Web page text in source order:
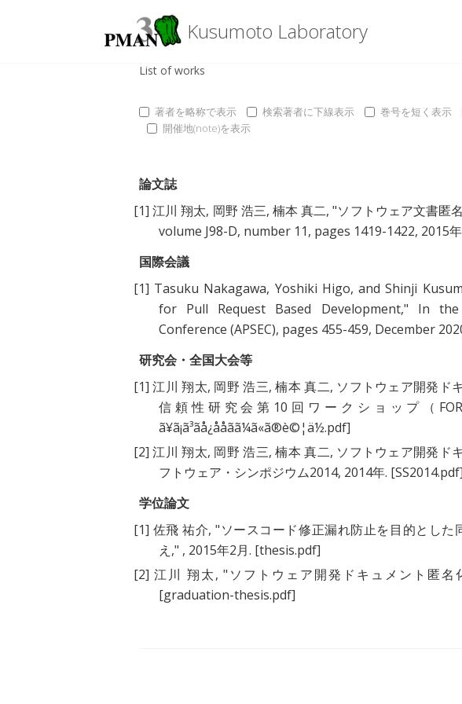
Kusumoto Laboratory
List of works
著者を略称で表示 検索著者に下線表示 巻号を短く表示
開催地(note)を表示
論文誌
[1] 江川 翔太, 岡野 浩三, 楠本 真二, "ソフトウェア文書匿
volume J98-D, number 11, pages 1419-1422, 2015
国際会議
[1] Tasuku Nakagawa, Yoshiki Higo, andShinji
for Pull Request Based Development," In the
Conference (APSEC), pages 455-459, December
研究会・全国大会等
[1] 江川 翔太, 岡野 浩三,楠本 真二, ソフトウェア開発ド
信頼性研究会第10回ワークショップ（
ã¥ã¡ã³ãå¿ååãã¼ã«ã®è©¦ä½.pdf]
[2] 江川 翔太, 岡野 浩三,楠本 真二, ソフトウェア開発ド
フトウェア・シンポジウム2014, 2014年. [SS2014.pdf]
学位論文
[1] 佐飛 祐介, "ソースコード修正漏れ防止を目的とし
え ," , 2015年2月. [thesis.pdf]
[2] 江川 翔太, " ソフトウェア開発ドキュメント匿名
[graduation-thesis.pdf]